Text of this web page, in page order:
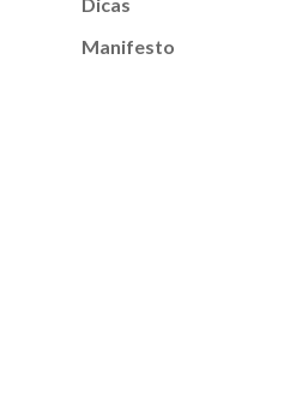
Manifesto